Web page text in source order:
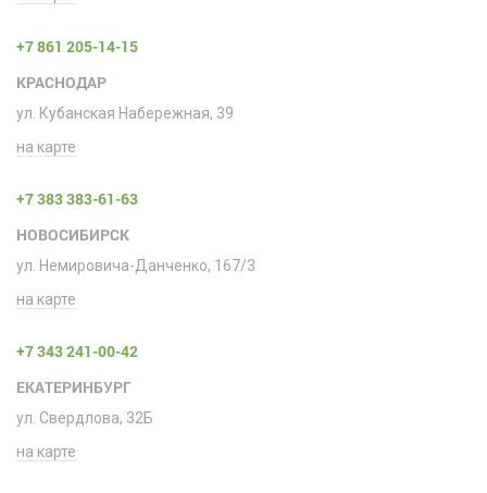
+7 861 205-14-15
КРАСНОДАР
ул. Кубанская Набережная, 39
на карте
+7 383 383-61-63
НОВОСИБИРСК
ул. Немировича-Данченко, 167/3
на карте
+7 343 241-00-42
ЕКАТЕРИНБУРГ
ул. Свердлова, 32Б
на карте